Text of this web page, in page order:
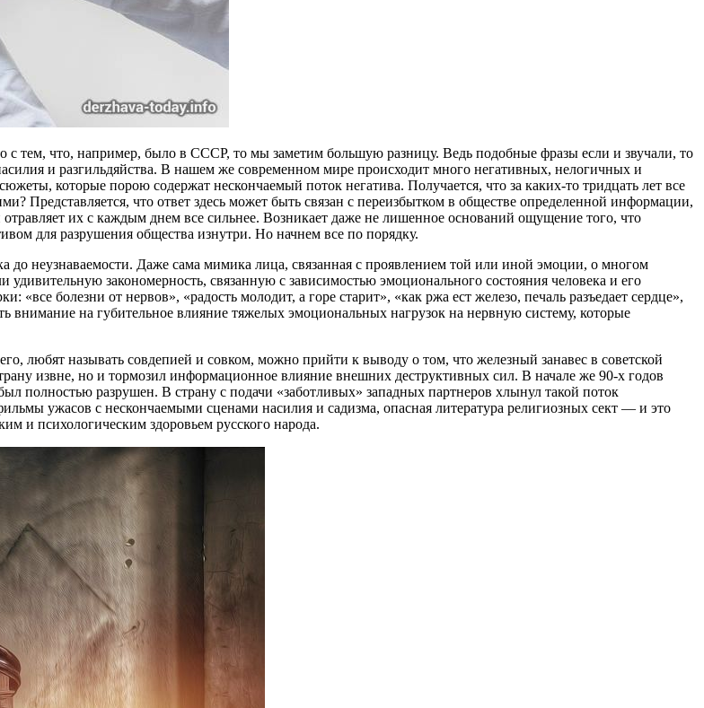
с тем, что, например, было в СССР, то мы заметим большую разницу. Ведь подобные фразы если и звучали, то
и разгильдяйства. В нашем же современном мире происходит много негативных, нелогичных и
которые порою содержат нескончаемый поток негатива. Получается, что за каких-то тридцать лет все
Представляется, что ответ здесь может быть связан с переизбытком в обществе определенной информации,
их с каждым днем все сильнее. Возникает даже не лишенное оснований ощущение того, что
для разрушения общества изнутри. Но начнем все по порядку.
неузнаваемости. Даже сама мимика лица, связанная с проявлением той или иной эмоции, о многом
закономерность, связанную с зависимостью эмоционального состояния человека и его
«все болезни от нервов», «радость молодит, а горе старит», «как ржа ест железо, печаль разъедает сердце»,
внимание на губительное влияние тяжелых эмоциональных нагрузок на нервную систему, которые
любят называть совдепией и совком, можно прийти к выводу о том, что железный занавес в советской
извне, но и тормозил информационное влияние внешних деструктивных сил. В начале же 90-х годов
разрушен. В страну с подачи «заботливых» западных партнеров хлынул такой поток
ужасов с нескончаемыми сценами насилия и садизма, опасная литература религиозных сект — и это
и психологическим здоровьем русского народа.